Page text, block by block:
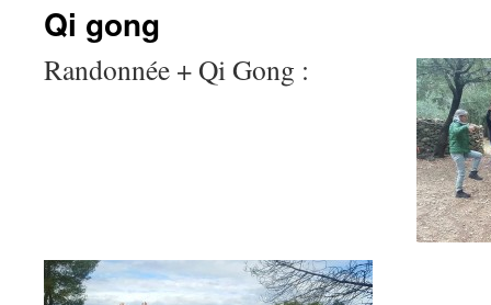
Qi gong
Randonnée + Qi Gong :